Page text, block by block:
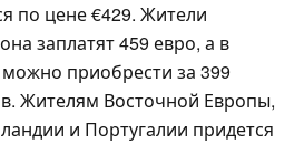
по цене €429. Жители
заплатят 459 евро, а в
приобрести за 399
Жителям Восточной Европы,
и Португалии придется